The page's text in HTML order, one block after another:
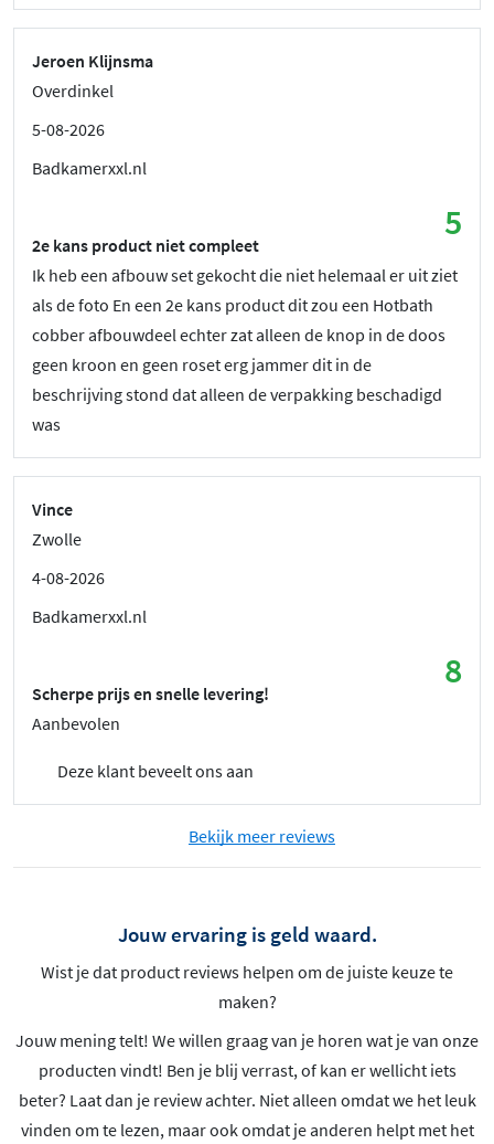
Jeroen Klijnsma
Overdinkel
5-08-2026
Badkamerxxl.nl
5
2e kans product niet compleet
Ik heb een afbouw set gekocht die niet helemaal er uit ziet
als de foto En een 2e kans product dit zou een Hotbath
cobber afbouwdeel echter zat alleen de knop in de doos
geen kroon en geen roset erg jammer dit in de
beschrijving stond dat alleen de verpakking beschadigd
was
Vince
Zwolle
4-08-2026
Badkamerxxl.nl
8
Scherpe prijs en snelle levering!
Aanbevolen
Deze klant beveelt ons aan
Bekijk meer reviews
Jouw ervaring is geld waard.
Wist je dat product reviews helpen om de juiste keuze te
maken?
Jouw mening telt! We willen graag van je horen wat je van onze
producten vindt! Ben je blij verrast, of kan er wellicht iets
beter? Laat dan je review achter. Niet alleen omdat we het leuk
vinden om te lezen, maar ook omdat je anderen helpt met het